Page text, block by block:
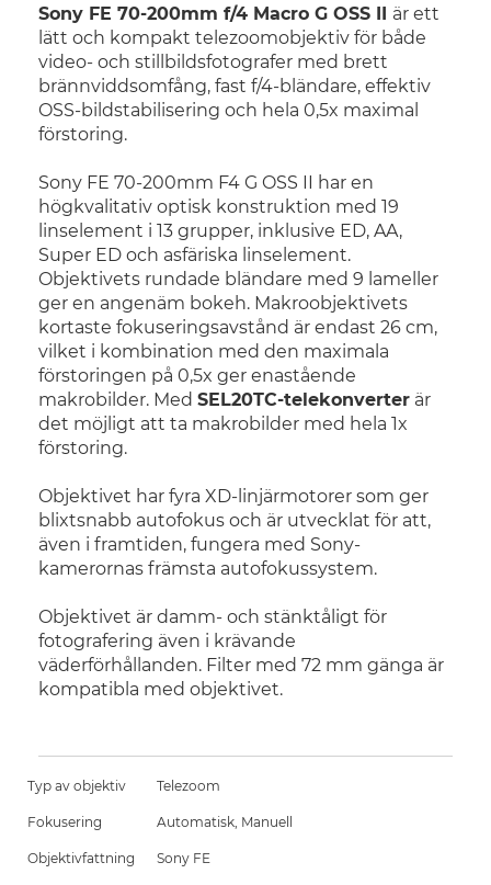
Sony FE 70-200mm f/4 Macro G OSS II är ett
lätt och kompakt telezoomobjektiv för både
video- och stillbildsfotografer med brett
brännviddsomfång, fast f/4-bländare, effektiv
OSS-bildstabilisering och hela 0,5x maximal
förstoring.
Sony FE 70-200mm F4 G OSS II har en
högkvalitativ optisk konstruktion med 19
linselement i 13 grupper, inklusive ED, AA,
Super ED och asfäriska linselement.
Objektivets rundade bländare med 9 lameller
ger en angenäm bokeh. Makroobjektivets
kortaste fokuseringsavstånd är endast 26 cm,
vilket i kombination med den maximala
förstoringen på 0,5x ger enastående
makrobilder. Med SEL20TC-telekonverter är
det möjligt att ta makrobilder med hela 1x
förstoring.
Objektivet har fyra XD-linjärmotorer som ger
blixtsnabb autofokus och är utvecklat för att,
även i framtiden, fungera med Sony-
kamerornas främsta autofokussystem.
Objektivet är damm- och stänktåligt för
fotografering även i krävande
väderförhållanden. Filter med 72 mm gänga är
kompatibla med objektivet.
Typ av objektiv Telezoom
Fokusering Automatisk, Manuell
Objektivfattning Sony FE